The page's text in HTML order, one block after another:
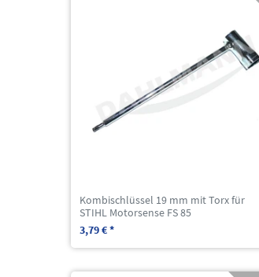
Kombischlüssel 19 mm mit Torx für
STIHL Motorsense FS 85
3,79 € *